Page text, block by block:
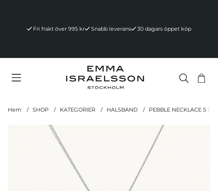
Fri frakt över 995 kr Snabb leverans 30 dagars öppet köp
.
Hem SHOP KATEGORIER HALSBAND PEBBLE NECKLACE S